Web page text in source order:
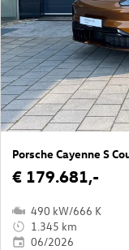
Porsche Cayenne S
€ 179.681,-
490 kW/666 K
1.345 km
06/2026